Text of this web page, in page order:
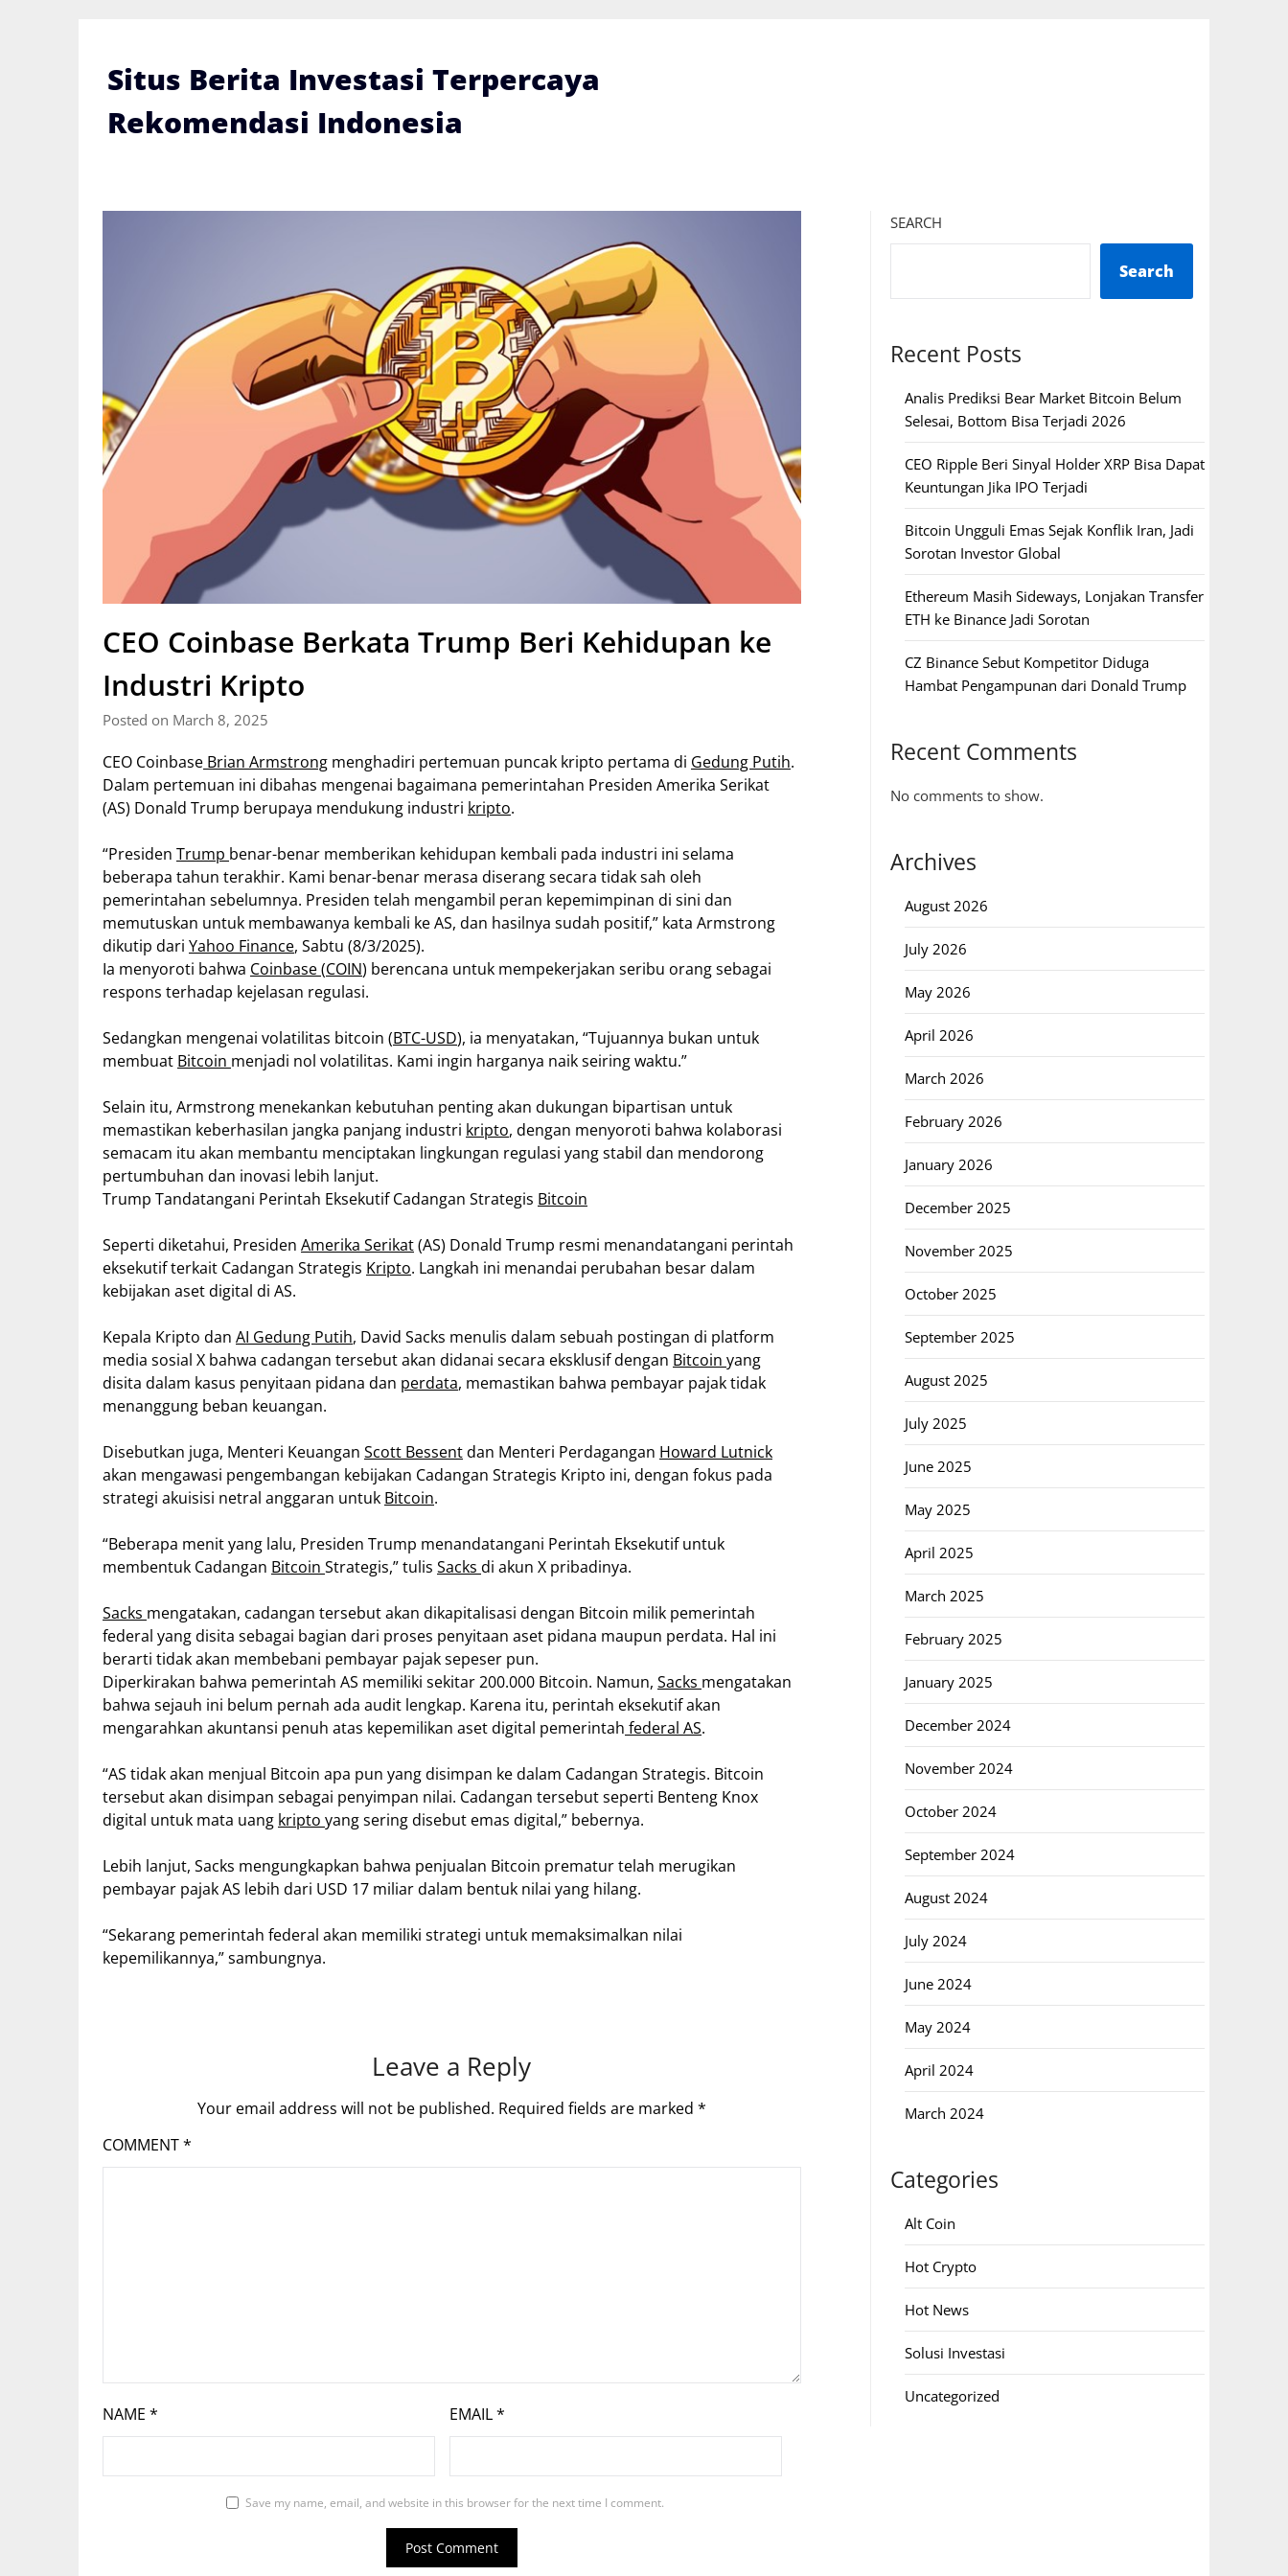
Situs Berita Investasi Terpercaya
Rekomendasi Indonesia
CEO Coinbase Berkata Trump Beri Kehidupan ke
Industri Kripto
Posted on March 8, 2025
CEO Coinbase Brian Armstrong menghadiri pertemuan puncak kripto pertama di Gedung Putih.
Dalam pertemuan ini dibahas mengenai bagaimana pemerintahan Presiden Amerika Serikat
(AS) Donald Trump berupaya mendukung industri kripto.
“Presiden Trump benar-benar memberikan kehidupan kembali pada industri ini selama
beberapa tahun terakhir. Kami benar-benar merasa diserang secara tidak sah oleh
pemerintahan sebelumnya. Presiden telah mengambil peran kepemimpinan di sini dan
memutuskan untuk membawanya kembali ke AS, dan hasilnya sudah positif,” kata Armstrong
dikutip dari Yahoo Finance, Sabtu (8/3/2025).
Ia menyoroti bahwa Coinbase(COIN) berencana untuk mempekerjakan seribu orang sebagai
respons terhadap kejelasan regulasi.
Sedangkan mengenai volatilitas bitcoin (BTC-USD), ia menyatakan, “Tujuannya bukan untuk
membuat Bitcoin menjadi nol volatilitas. Kami ingin harganya naik seiring waktu.”
Selain itu, Armstrong menekankan kebutuhan penting akan dukungan bipartisan untuk
memastikan keberhasilan jangka panjang industri kripto, dengan menyoroti bahwa kolaborasi
semacam itu akan membantu menciptakan lingkungan regulasi yang stabil dan mendorong
pertumbuhan dan inovasi lebih lanjut.
Trump Tandatangani Perintah Eksekutif Cadangan Strategis Bitcoin
Seperti diketahui, Presiden Amerika Serikat(AS) Donald Trump resmi menandatangani perintah
eksekutif terkait Cadangan Strategis Kripto. Langkah ini menandai perubahan besar dalam
kebijakan aset digital di AS.
Kepala Kripto dan AI Gedung Putih, David Sacks menulis dalam sebuah postingan di platform
media sosial X bahwa cadangan tersebut akan didanai secara eksklusif dengan Bitcoin yang
disita dalam kasus penyitaan pidana dan perdata, memastikan bahwa pembayar pajak tidak
menanggung beban keuangan.
Disebutkan juga, Menteri Keuangan Scott Bessentdan Menteri Perdagangan Howard Lutnick
akan mengawasi pengembangan kebijakan Cadangan Strategis Kripto ini, dengan fokus pada
strategi akuisisi netral anggaran untuk Bitcoin.
“Beberapa menit yang lalu, Presiden Trump menandatangani Perintah Eksekutif untuk
membentuk Cadangan Bitcoin Strategis,” tulis Sacks di akun X pribadinya.
Sacks mengatakan, cadangan tersebut akan dikapitalisasi dengan Bitcoin milik pemerintah
federal yang disita sebagai bagian dari proses penyitaan aset pidana maupun perdata. Hal ini
berarti tidak akan membebani pembayar pajak sepeser pun.
Diperkirakan bahwa pemerintah AS memiliki sekitar 200.000 Bitcoin. Namun, Sacks mengatakan
bahwa sejauh ini belum pernah ada audit lengkap. Karena itu, perintah eksekutif akan
mengarahkan akuntansi penuh atas kepemilikan aset digital pemerintah federal AS.
“AS tidak akan menjual Bitcoin apa pun yang disimpan ke dalam Cadangan Strategis. Bitcoin
tersebut akan disimpan sebagai penyimpan nilai. Cadangan tersebut seperti Benteng Knox
digital untuk mata uang kripto yang sering disebut emas digital,” bebernya.
Lebih lanjut, Sacks mengungkapkan bahwa penjualan Bitcoin prematur telah merugikan
pembayar pajak AS lebih dari USD 17 miliar dalam bentuk nilai yang hilang.
“Sekarang pemerintah federal akan memiliki strategi untuk memaksimalkan nilai
kepemilikannya,” sambungnya.
Leave a Reply
Your email address will not be published. Required fields are marked *
COMMENT*
NAME * EMAIL*
Save my name, email, and website in this browser for the next time I comment.
SEARCH
Search
Recent Posts
Analis Prediksi Bear Market Bitcoin Belum
Selesai, Bottom Bisa Terjadi 2026
CEO Ripple Beri Sinyal Holder XRP Bisa Dapat
Keuntungan Jika IPO Terjadi
Bitcoin Ungguli Emas Sejak Konflik Iran, Jadi
Sorotan Investor Global
Ethereum Masih Sideways, Lonjakan Transfer
ETH ke Binance Jadi Sorotan
CZ Binance Sebut Kompetitor Diduga
Hambat Pengampunan dari Donald Trump
Recent Comments
No comments to show.
Archives
August 2026
July 2026
May 2026
April 2026
March 2026
February 2026
January 2026
December 2025
November 2025
October 2025
September 2025
August 2025
July 2025
June 2025
May 2025
April 2025
March 2025
February 2025
January 2025
December 2024
November 2024
October 2024
September 2024
August 2024
July 2024
June 2024
May 2024
April 2024
March 2024
Categories
Alt Coin
Hot Crypto
Hot News
Solusi Investasi
Uncategorized